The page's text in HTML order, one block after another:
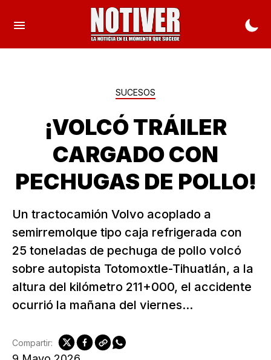
SUCESOS
¡VOLCÓ TRÁILER
CARGADO CON
PECHUGAS DE POLLO!
Un tractocamión Volvo acoplado a
semirremolque tipo caja refrigerada con
25 toneladas de pechuga de pollo volcó
sobre autopista Totomoxtle-Tihuatlán, a la
altura del kilómetro 211+000, el accidente
ocurrió la mañana del viernes...
Compartir: